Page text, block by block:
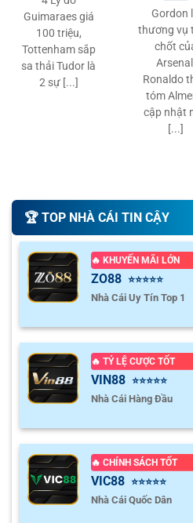
Guimaraes giá
100 triệu,
Tottenham sắp
sa thải Tudor là
2 sự [...]
Gordon
thương vụ
chốt
Ronaldo
tóm
cập nhật
[...]
🏆️ TOP NHÀ CÁI TIN CẬY
🔥 KHUYẾN MÃI LỚN
ZO88 ⭐⭐⭐⭐⭐
Nhà Cái Uy Tín Top 1
🔥 TỶ LỆ CƯỢC TỐT
VIN88 ⭐⭐⭐⭐⭐
Nhà Cái Hàng Đầu
🔥 CHÍNH SÁCH TỐT
VIC88 ⭐⭐⭐⭐⭐
Nhà Cái Quốc Dân